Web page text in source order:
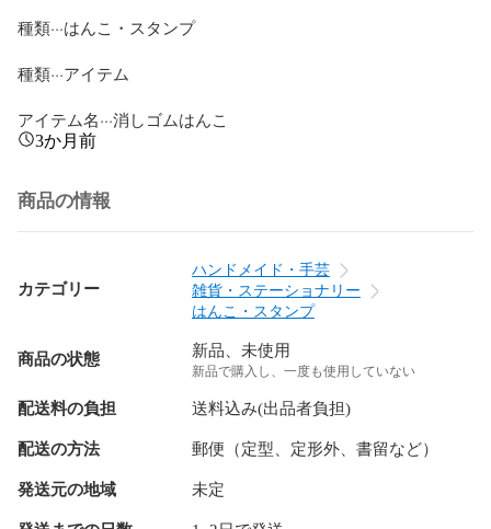
種類···はんこ・スタンプ
種類···アイテム
アイテム名···消しゴムはんこ
3か月前
商品の情報
カテゴリー
ハンドメイド・手芸
雑貨・ステーショナリー
はんこ・スタンプ
商品の状態 新品、未使用
新品で購入し、一度も使用していない
配送料の負担 送料込み(出品者負担)
配送の方法 郵便（定型、定形外、書留など）
発送元の地域 未定